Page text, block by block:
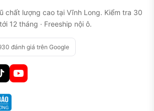
chất lượng cao tại Vĩnh Long. Kiểm tra 30
12 tháng · Freeship nội ô.
đánh giá trên Google